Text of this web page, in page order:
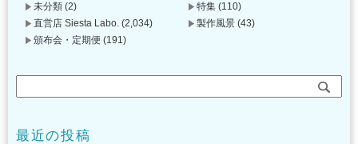
未分類 (2) 特集 (110)
直営店 Siesta Labo. (2,034) 製作風景 (43)
頒布会・定期便 (191)
最近の投稿